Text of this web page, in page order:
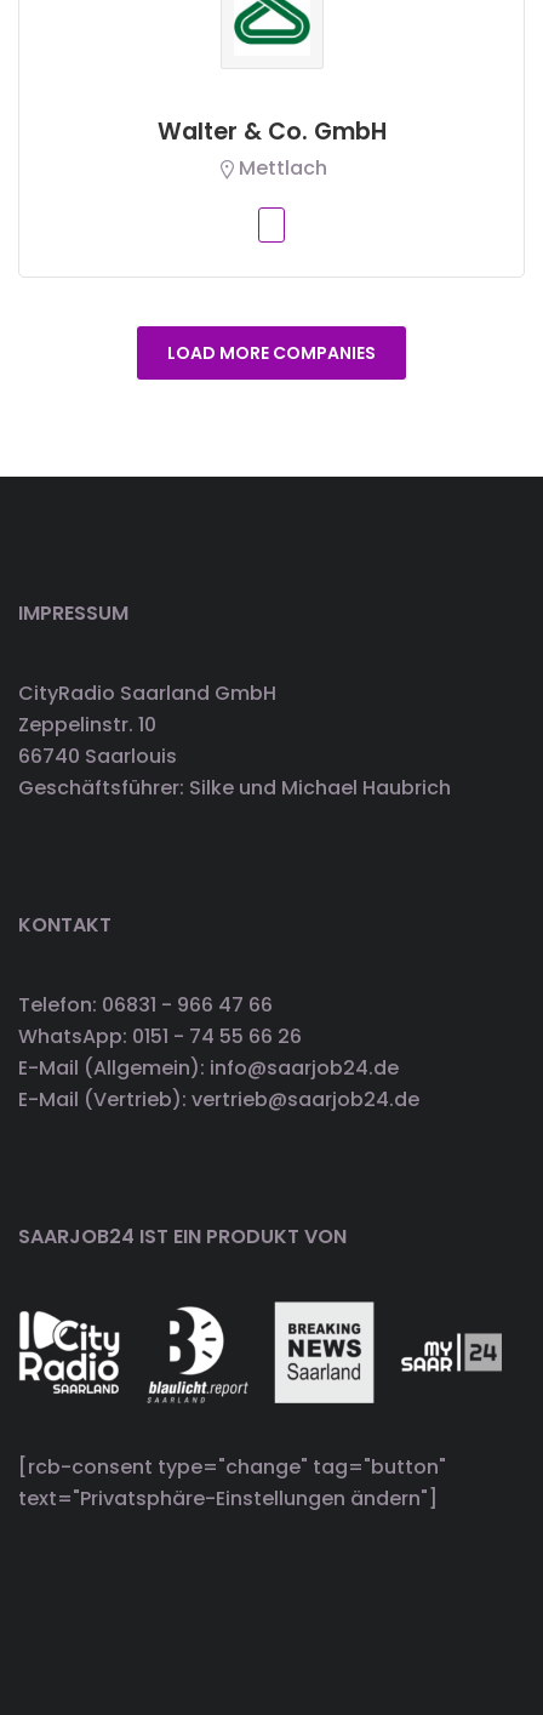
Walter & Co. GmbH
Mettlach
LOAD MORE COMPANIES
IMPRESSUM
CityRadio Saarland GmbH
Zeppelinstr. 10
66740 Saarlouis
Geschäftsführer: Silke und Michael Haubrich
KONTAKT
Telefon: 06831 - 966 47 66
WhatsApp: 0151 - 74 55 66 26
E-Mail (Allgemein): info@saarjob24.de
E-Mail (Vertrieb): vertrieb@saarjob24.de
SAARJOB24 IST EIN PRODUKT VON
[rcb-consent type="change" tag="button"
text="Privatsphäre-Einstellungen ändern"]